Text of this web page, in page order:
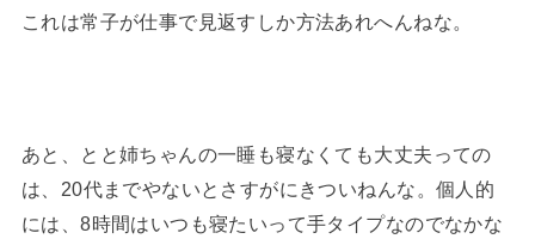
これは常子が仕事で見返すしか方法あれへんねな。
あと、とと姉ちゃんの一睡も寝なくても大丈夫っての
は、20代までやないとさすがにきついねんな。個人的
には、8時間はいつも寝たいって手タイプなのでなかな